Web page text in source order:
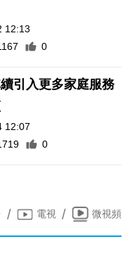
12:13
0
引入更多家庭服務
12:07
0
/ 電視 / 微視頻